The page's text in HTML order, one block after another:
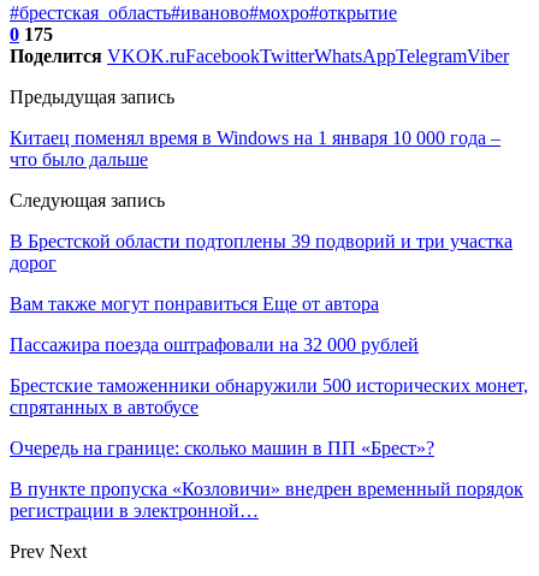
#брестская_область#иваново#мохро#открытие
0 175
Поделится VKOK.ruFacebookTwitterWhatsAppTelegramViber
Предыдущая запись
Китаец поменял время в Windows на 1 января 10 000 года –
что было дальше
Следующая запись
В Брестской области подтоплены 39 подворий и три участка
дорог
Вам также могут понравиться Еще от автора
Пассажира поезда оштрафовали на 32 000 рублей
Брестские таможенники обнаружили 500 исторических монет,
спрятанных в автобусе
Очередь на границе: сколько машин в ПП «Брест»?
В пункте пропуска «Козловичи» внедрен временный порядок
регистрации в электронной…
Prev Next